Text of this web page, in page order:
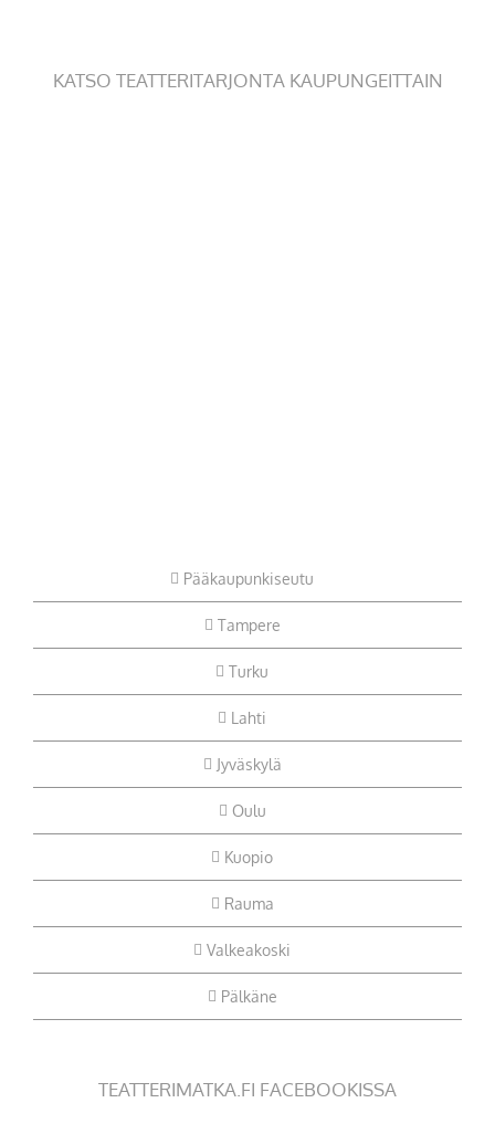
KATSO TEATTERITARJONTA KAUPUNGEITTAIN
Pääkaupunkiseutu
Tampere
Turku
Lahti
Jyväskylä
Oulu
Kuopio
Rauma
Valkeakoski
Pälkäne
TEATTERIMATKA.FI FACEBOOKISSA